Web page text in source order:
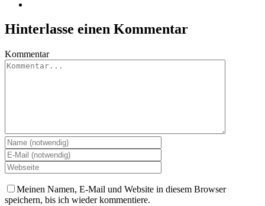
Hinterlasse einen Kommentar
Kommentar
Meinen Namen, E-Mail und Website in diesem Browser
speichern, bis ich wieder kommentiere.